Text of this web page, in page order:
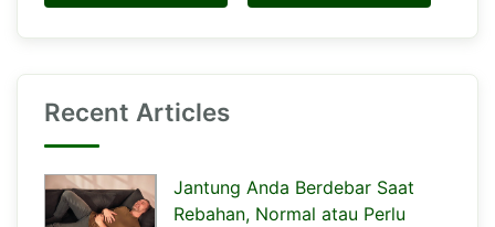
Recent Articles
Jantung Anda Berdebar Saat
Rebahan, Normal atau Perlu